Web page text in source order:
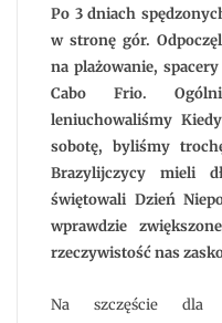
Po 3 dniach
w stronę gór.
na plażowanie,
Cabo Frio.
leniuchowaliśmy
sobotę, byliśmy
Brazylijczycy mieli
świętowali Dzień
wprawdzie
rzeczywistość nas
Na szczęście dla